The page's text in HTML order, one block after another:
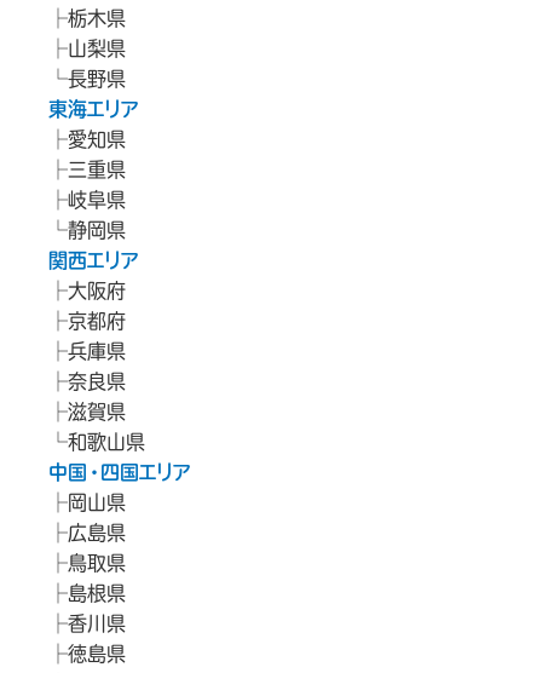
栃木県
山梨県
長野県
東海エリア
愛知県
三重県
岐阜県
静岡県
関西エリア
大阪府
京都府
兵庫県
奈良県
滋賀県
和歌山県
中国・四国エリア
岡山県
広島県
鳥取県
島根県
香川県
徳島県